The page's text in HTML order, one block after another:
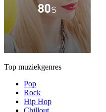
Top muziekgenres
Pop
Rock
Hip Hop